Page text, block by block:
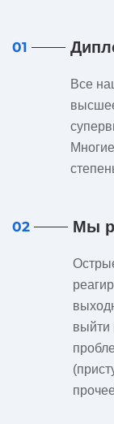
01
Все
02 Мы
выйти